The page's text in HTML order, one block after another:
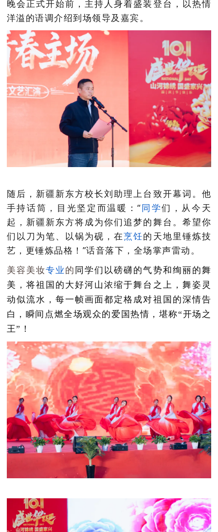
晚会正式开始前，主持人身着盛装登台，以热情
洋溢的语调介绍到场领导及嘉宾。
随后，新疆新东方校长刘助理上台致开幕词。他
手持话筒，目光坚定而温暖：“同学们，从今天
起，新疆新东方将成为你们追梦的舞台。希望你
们以刀为笔、以锅为砚，在烹饪的天地里锤炼技
艺，更锤炼品格！”话音落下，全场掌声雷动。
美容美妆专业的 同学们以磅礴的气势和绚丽的舞
美，将祖国的大好河山浓缩于舞台之上，舞姿灵
动似流水，每一帧画面都定格成对祖国的深情告
白，瞬间点燃全场观众的爱国热情，堪称“开场之
王”！